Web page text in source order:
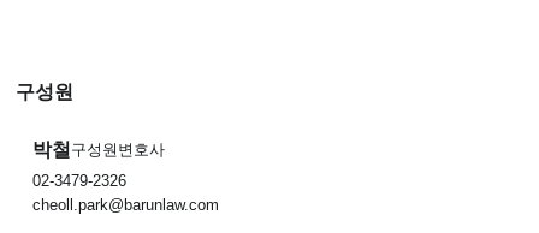
구성원
박철 구성원변호사
02-3479-2326
cheoll.park@barunlaw.com